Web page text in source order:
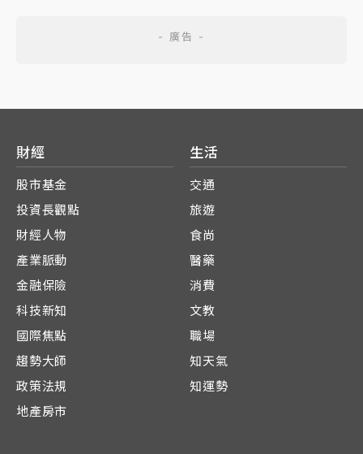
財經
股市基金
投資長觀點
財經人物
產業脈動
金融保險
科技新知
國際焦點
趨勢大師
政策法規
地產房市
生活
交通
旅遊
食尚
醫藥
消費
文教
職場
知天氣
知運勢